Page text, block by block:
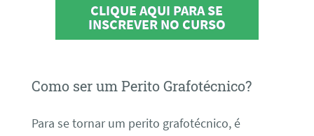
CLIQUE AQUI PARA SE
INSCREVER NO CURSO
Como ser um Perito Grafotécnico?
Para se tornar um perito grafotécnico, é